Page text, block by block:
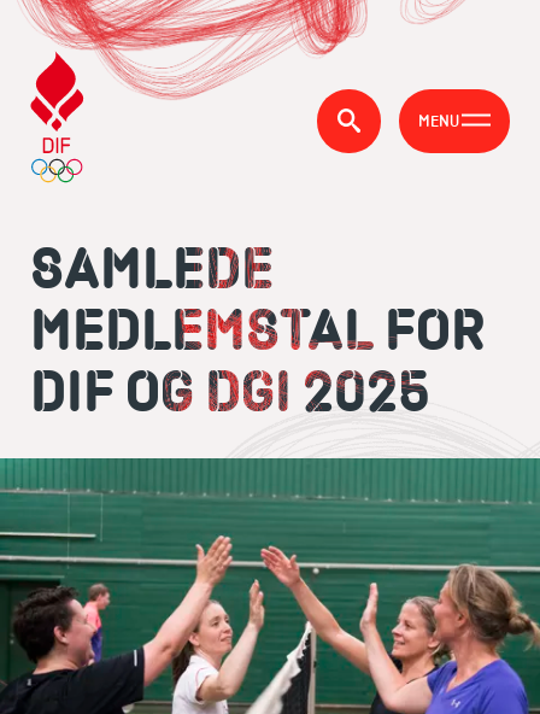
MENU
SAMLEDE
MEDLEMSTAL FOR
DIF OG DGI 2025